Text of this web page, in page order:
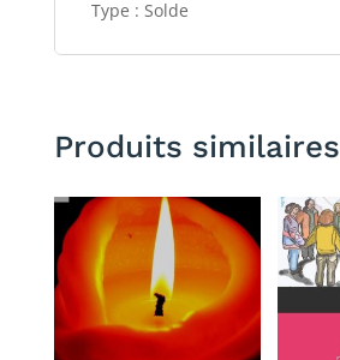
Type : Solde
Produits similaires